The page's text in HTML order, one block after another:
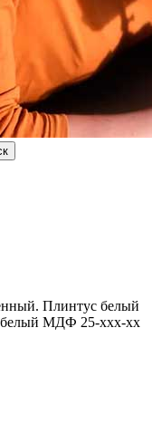
Плинтус белый
МДФ 25-xxx-xx